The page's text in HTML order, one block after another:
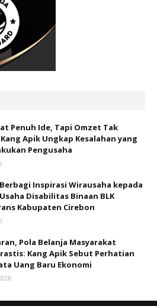
Penuh Ide, Tapi Omzet Tak
Apik Ungkap Kesalahan yang
Pengusaha
Inspirasi Wirausaha kepada
Disabilitas Binaan BLK
Kabupaten Cirebon
Pola Belanja Masyarakat
Kang Apik Sebut Perhatian
Uang Baru Ekonomi